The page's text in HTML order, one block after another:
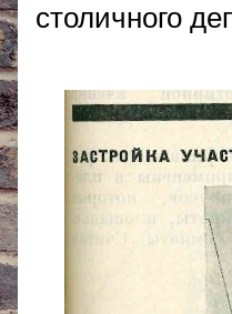
столичного